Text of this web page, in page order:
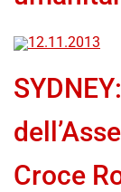
12.11.2013
Croce